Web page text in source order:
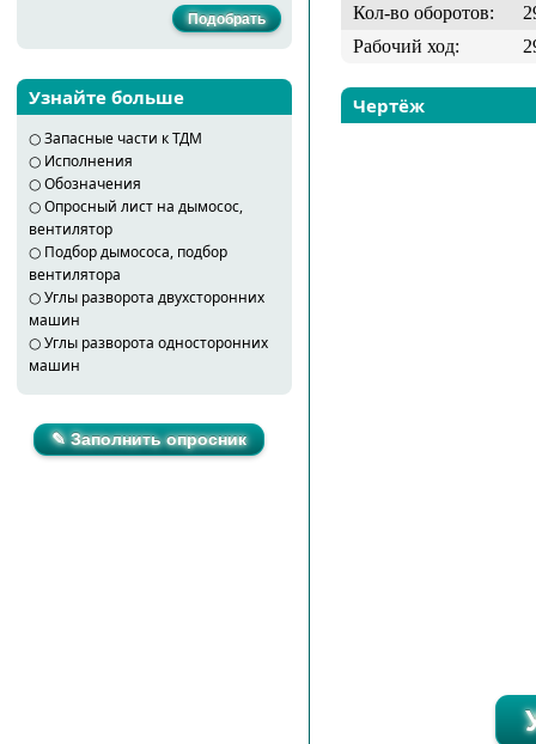
Узнайте больше
○Запасные части к ТДМ
○ Исполнения
○Обозначения
○Опросный лист на дымосос,
вентилятор
○ Подбор дымососа, подбор
вентилятора
○Углы разворота двухсторонних
машин
○Углы разворота односторонних
машин
✎ Заполнить опросник
Кол-во оборотов:
Рабочий ход:
Чертёж